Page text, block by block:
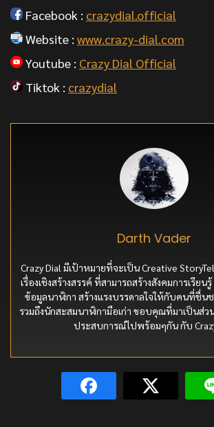
Facebook : crazydial.official
Website : www.crazy-dial.com
Youtube : Crazy Dial Official
Tiktok : crazydial
Darth Vader
Crazy Dial มีเป้าหมายที่จะเป็น Creative
เรื่องเชิงสร้างสรรค์ ที่สามารถสร้างสังคมการเรียน
ข้อมูลนาฬิกา สร้างแรงบรรดาลใจให้กับคนที่ชื่
รวมถึงนักสะสมนาฬิกามือเก่า ขอบคุณที่มาเป็นส่ว
ประสบการณ์ไปพร้อมๆกัน กับ